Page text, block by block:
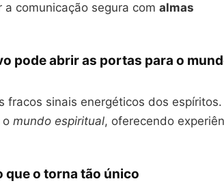
comunicação segura com almas
pode abrir as portas para o
fracos sinais energéticos dos espíritos.
o mundo espiritual, oferecendo
que o torna tão único